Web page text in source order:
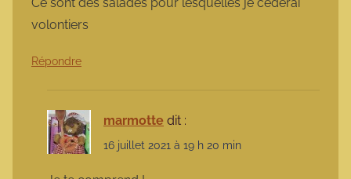
Ce sont des salades pour lesquelles je céderai
volontiers
Répondre
marmotte dit :
16 juillet 2021 à 19 h 20 min